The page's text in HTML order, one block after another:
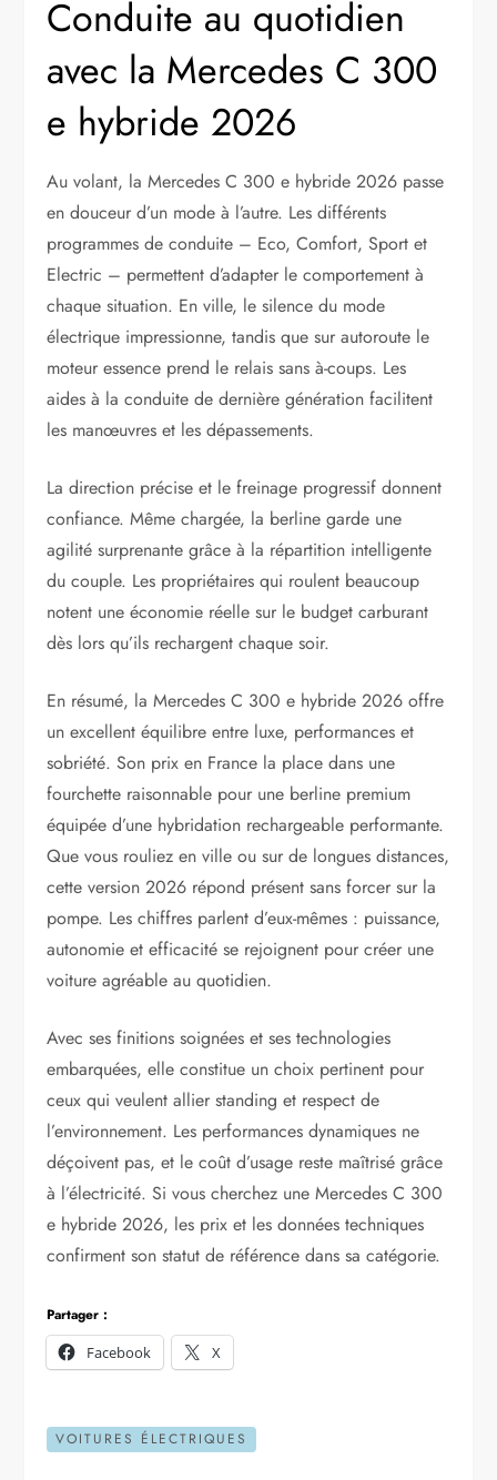
Conduite au quotidien
avec la Mercedes C 300
e hybride 2026
Au volant, la Mercedes C 300 e hybride 2026 passe
en douceur d’un mode à l’autre. Les différents
programmes de conduite – Eco, Comfort, Sport et
Electric – permettent d’adapter le comportement à
chaque situation. En ville, le silence du mode
électrique impressionne, tandis que sur autoroute le
moteur essence prend le relais sans à-coups. Les
aides à la conduite de dernière génération facilitent
les manœuvres et les dépassements.
La direction précise et le freinage progressif donnent
confiance. Même chargée, la berline garde une
agilité surprenante grâce à la répartition intelligente
du couple. Les propriétaires qui roulent beaucoup
notent une économie réelle sur le budget carburant
dès lors qu’ils rechargent chaque soir.
En résumé, la Mercedes C 300 e hybride 2026 offre
un excellent équilibre entre luxe, performances et
sobriété. Son prix en France la place dans une
fourchette raisonnable pour une berline premium
équipée d’une hybridation rechargeable performante.
Que vous rouliez en ville ou sur de longues distances,
cette version 2026 répond présent sans forcer sur la
pompe. Les chiffres parlent d’eux-mêmes : puissance,
autonomie et efficacité se rejoignent pour créer une
voiture agréable au quotidien.
Avec ses finitions soignées et ses technologies
embarquées, elle constitue un choix pertinent pour
ceux qui veulent allier standing et respect de
l’environnement. Les performances dynamiques ne
déçoivent pas, et le coût d’usage reste maîtrisé grâce
à l’électricité. Si vous cherchez une Mercedes C 300
e hybride 2026, les prix et les données techniques
confirment son statut de référence dans sa catégorie.
Partager :
Facebook
X
VOITURES ÉLECTRIQUES